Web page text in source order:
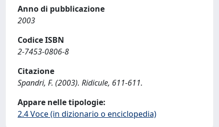
Anno di pubblicazione
2003
Codice ISBN
2-7453-0806-8
Citazione
Spandri, F. (2003). Ridicule, 611-611.
Appare nelle tipologie:
2.4 Voce (in dizionario o enciclopedia)